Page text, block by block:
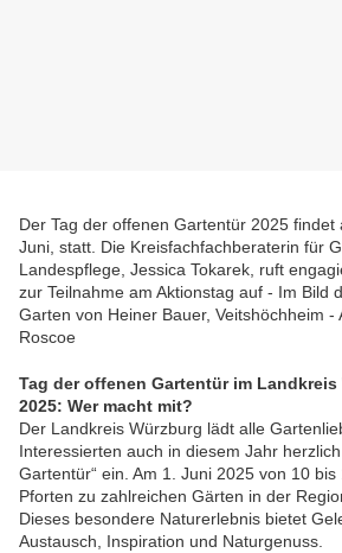
Der Tag der offenen Gartentür 2025 findet
Juni, statt. Die Kreisfachfachberaterin für
Landespflege, Jessica Tokarek, ruft
zur Teilnahme am Aktionstag auf - Im Bild
Garten von Heiner Bauer, Veitshöchheim -
Roscoe
Tag der offenen Gartentür im Landkreis
2025: Wer macht mit?
Der Landkreis Würzburg lädt alle
Interessierten auch in diesem Jahr
Gartentür“ ein. Am 1. Juni 2025 von 10
Pforten zu zahlreichen Gärten in der
Dieses besondere Naturerlebnis bietet
Austausch, Inspiration und Naturgenuss.